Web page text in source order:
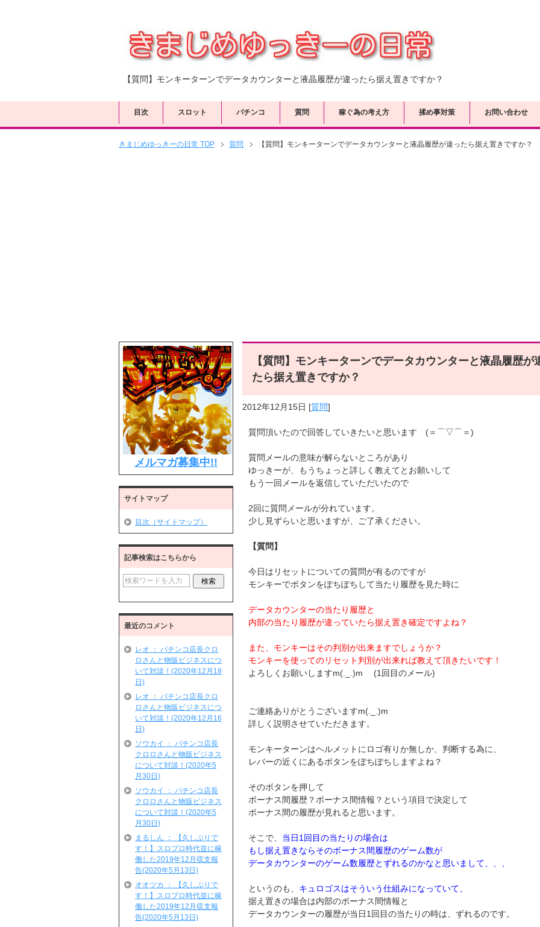
【質問】モンキーターンでデータカウンターと液晶履歴が違ったら据え置きですか？
目次 スロット パチンコ 質問 稼ぐ為の考え方 揉め事対策 お問い合わせ
きまじめゆっきーの日常 TOP 質問 【質問】モンキーターンでデータカウンターと液晶履歴が違ったら据え置きですか？
【質問】モンキーターンでデータカウンターと液晶履歴が
たら据え置きですか？
2012年12月15日 [質問]
質問頂いたので回答していきたいと思います (＝⌒▽⌒＝)
質問メールの意味が解らないところがあり
ゆっきーが、もうちょっと詳しく教えてとお願いして
もう一回メールを返信していただいたので
2回に質問メールが分れています。
少し見ずらいと思いますが、ご了承ください。
【質問】
今日はリセットについての質問が有るのですが
モンキーでボタンをぽちぽちして当たり履歴を見た時に
データカウンターの当たり履歴と
内部の当たり履歴が違っていたら据え置き確定ですよね？
また、モンキーはその判別が出来ますでしょうか？
モンキーを使ってのリセット判別が出来れば教えて頂きたいです！
よろしくお願いしますm(._.)m (1回目のメール)
ご連絡ありがとうございますm(._.)m
詳しく説明させていただきます。
モンキーターンはヘルメットにロゴ有りか無しか、判断する為に、
レバーの近くにあるボタンをぽちぽちしますよね？
そのボタンを押して
ボーナス間履歴？ボーナス間情報？という項目で決定して
ボーナス間の履歴が見れると思います。
そこで、 当日1回目の当たりの場合は
もし据え置きならそのボーナス間履歴のゲーム数が
データカウンターのゲーム数履歴とずれるのかなと思いまして、、、
というのも、 キュロゴスはそういう仕組みになっていて、
据え置きの場合は内部のボーナス間情報と
データカウンターの履歴が当日1回目の当たりの時は、ずれるのです。
メルマガ募集中!!
サイトマップ
目次（サイトマップ）
記事検索はこちらから
最近のコメント
レオ ： パチンコ店長クロ
ロさんと物販ビジネスにつ
いて対談！(2020年12月18
日)
レオ ： パチンコ店長クロ
ロさんと物販ビジネスにつ
いて対談！(2020年12月16
日)
ソウカイ ： パチンコ店長
クロロさんと物販ビジネス
について対談！(2020年5
月30日)
ソウカイ ： パチンコ店長
クロロさんと物販ビジネス
について対談！(2020年5
月30日)
まるしん ： 【久しぶりで
す！】スロプロ時代並に稼
働した2019年12月収支報
告(2020年5月13日)
オオツカ ： 【久しぶりで
す！】スロプロ時代並に稼
働した2019年12月収支報
告(2020年5月13日)